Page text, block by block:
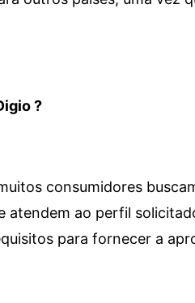
?
consumidores
atendem ao perfil
para fornecer a